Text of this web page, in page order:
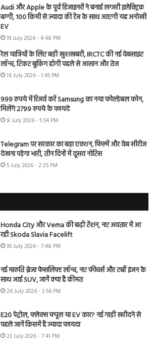
Audi और Apple के पूर्व डिजाइनरों ने बनाई लग्जरी इलेक्ट्रिक
बग्गी, 100 किमी से ज्यादा की रेंज के साथ आएगी यह अनोखी
EV
19 July 2026 - 4:48 PM
रेल यात्रियों के लिए बड़ी खुशखबरी, IRCTC की नई वेबसाइट
लॉन्च, टिकट बुकिंग होगी पहले से आसान और तेज
16 July 2026 - 1:45 PM
999 रुपये में रिजर्व करें Samsung का नया फोल्डेबल फोन,
मिलेंगे 2799 रुपये के फायदे
8 July 2026 - 5:54 PM
Telegram पर सरकार का बड़ा एक्शन, फिल्में और वेब सीरीज
देखना पड़ेगा भारी, तीन दिनों में दूसरा नोटिस
5 July 2026 - 2:25 PM
Honda City और Verna की बढ़ी टेंशन, नए अवतार में आ
रही Skoda Slavia Facelift
30 July 2026 - 7:48 PM
नई मारुति ब्रेजा फेसलिफ्ट लॉन्च, नए फीचर्स और टर्बो इंजन के
साथ आई SUV, जानें क्या है कीमत
26 July 2026 - 3:56 PM
E20 पेट्रोल, फ्लेक्स फ्यूल या EV कार? नई गाड़ी खरीदने से
पहले जानें किसमें है ज्यादा फायदा
23 July 2026 - 7:41 PM